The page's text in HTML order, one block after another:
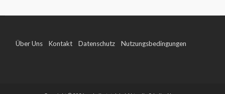
Über Uns Kontakt Datenschutz Nutzungsbedingungen